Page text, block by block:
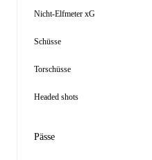
Nicht-Elfmeter xG
Schüsse
Torschüsse
Headed shots
Pässe